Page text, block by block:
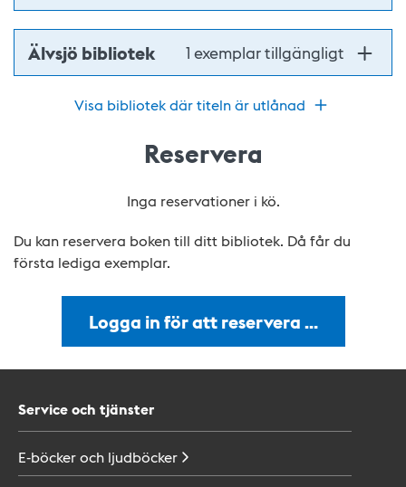
Älvsjö bibliotek 1 exemplar tillgängligt
Visa bibliotek där titeln är utlånad
Reservera
Inga reservationer i kö.
Du kan reservera boken till ditt bibliotek. Då får du
första lediga exemplar.
Logga in för att reservera …
Service och tjänster
E-böcker och ljudböcker